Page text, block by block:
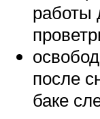
работы
после
баке